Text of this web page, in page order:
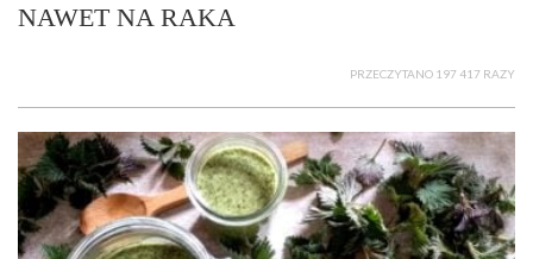
NAWET NA RAKA
PRZECZYTANO 197 417 RAZY